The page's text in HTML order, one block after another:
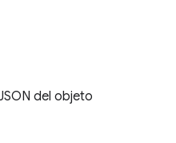
del objeto